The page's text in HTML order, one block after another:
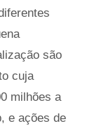
são
cuja
milhões a
e ações de